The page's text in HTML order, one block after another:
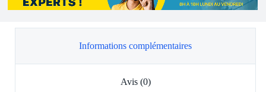
Informations complémentaires
Avis (0)